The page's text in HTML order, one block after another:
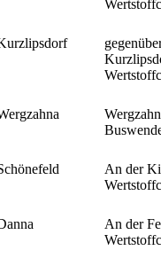
An der
An der